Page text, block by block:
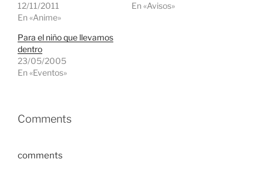
12/11/2011
En «Anime»
En «Avisos»
Para el niño que llevamos
dentro
23/05/2005
En «Eventos»
Comments
comments